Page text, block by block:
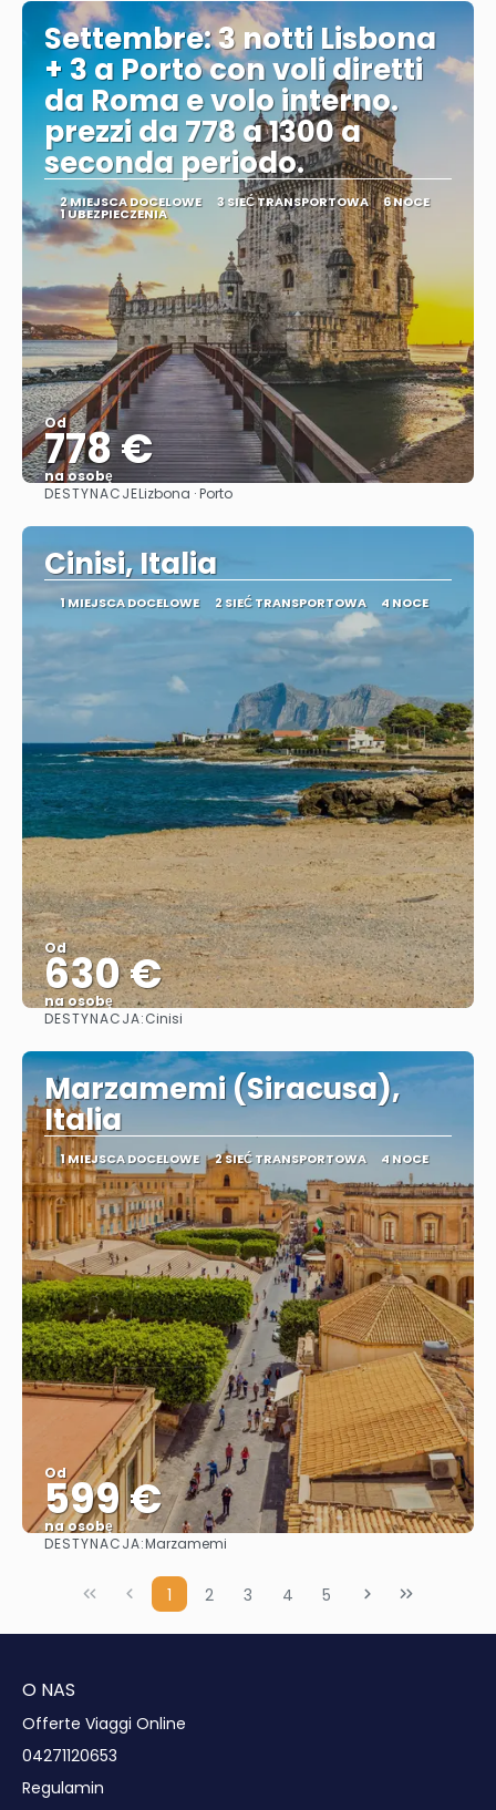
Settembre: 3 notti Lisbona
+ 3 a Porto con voli diretti
da Roma e volo interno.
prezzi da 778 a 1300 a
seconda periodo.
2 MIEJSCA DOCELOWE 3 SIEĆ TRANSPORTOWA 6 NOCE
1 UBEZPIECZENIA
Od
778 €
na osobę
Zobacz
DESTYNACJELizbona · Porto
Cinisi, Italia
1 MIEJSCA DOCELOWE 2 SIEĆ TRANSPORTOWA 4 NOCE
Od
630 €
na osobę
DESTYNACJA:Cinisi
Marzamemi (Siracusa),
Italia
1 MIEJSCA DOCELOWE 2 SIEĆ TRANSPORTOWA 4 NOCE
Od
599 €
na osobę
Zobacz
DESTYNACJA:Marzamemi
1 2 3 4 5
O NAS
Offerte Viaggi Online
04271120653
Regulamin